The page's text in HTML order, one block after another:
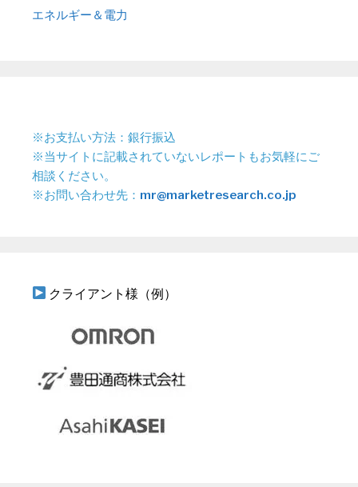
エネルギー＆電力
※お支払い方法：銀行振込
※当サイトに記載されていないレポートもお気軽にご
相談ください。
※お問い合わせ先： mr@marketresearch.co.jp
クライアント様（例）